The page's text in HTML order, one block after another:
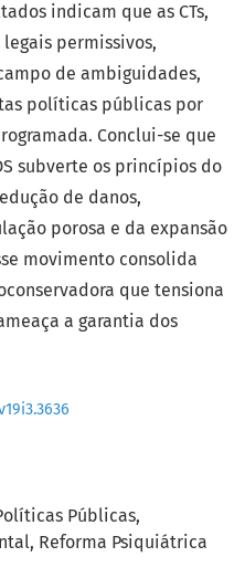
Públicas
Reforma Psiquiátrica
indicam que as CTs,
permissivos,
de ambiguidades,
políticas públicas por
Conclui-se que
subverte os princípios do
de danos,
porosa e da expansão
movimento consolida
que tensiona
a garantia dos